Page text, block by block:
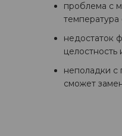
проблема с
недостаток
неполадки с
сможет